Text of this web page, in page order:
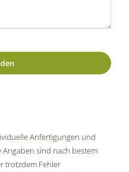
Anfertigungen und
sind nach bestem
trotzdem Fehler